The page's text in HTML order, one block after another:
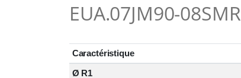
EUA.07JM90-08SMR
Caractéristique
Ø R1